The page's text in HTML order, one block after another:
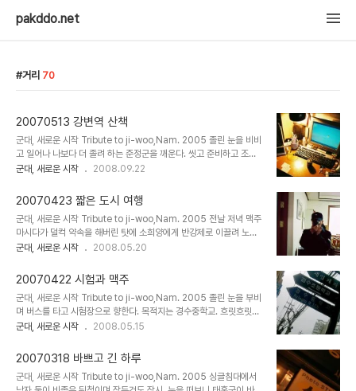
pakddo.net
거리 70
20070513 강변역 산책
군대, 새로운 시작 Tribute to ji-woo,Nam. 2005 졸린 눈을 비비
고 일어나 나보다 더 졸려 하는 준정군을 깨운다. 씻고 준비하고 조조
를 보러 테크노 마트로 나선다. 흠... 이런 것도 하는군. 다들 열심히 살
는 스파이더맨 3탄! 성원형에게 얻은 Nexio를 시험해 본다. Ebook
보기 꽤 좋은 널찍한 화면. 역시나 늦어지는 준정군을 기다리며 지나는
사람을 구경한다. 생각보다 한가한 일요일 아침 극장 풍경. 준정이가
왔고 시원한 커피를 한 잔씩 마시기로 했다. 색깔이 곱게 뿌려진 빨대
에 눈이 간다. 커피를 들고 극장으로 들어가 영화를 봤다. 꽤 재밌게 즐
군대, 새로운 시작 2008.09.22
20070423 짧은 도시 여행
군대, 새로운 시작 Tribute to ji-woo,Nam. 2005 전날 저녁 맥주
마시다가 덜컥 약속을 해버린 탓에 소희양에게 반강제로 이끌려 노원
까지 면허증 찾으러 가는 데 따라갔다. 사실 할 일도 없었다. -_-; 소희
한참을 기다려서 면허증을 찾고 나오니 면허시험장이 반짝이고 있다.
화창한 날씨. 빈둥빈둥 걸어서 늦은 점심을 먹으러 간다. 근처에 뭔가
먹을만한 게 있나 살펴보다가, 그냥 노원역에 있는 롯데백화점 꼭대기
로 올라갔다. 끼니때가 지나서 그런지, 평일이라서 그런지 한가로운 돈
까스 집에 들어앉아 창밖을 바라본다. 면허시험장이 한눈에 들어온다.
킨 소바세트..
군대, 새로운 시작 2008.05.20
20070422 시험과 맥주
군대, 새로운 시작 Tribute to ji-woo,Nam. 2005 졸린 눈을 부비
며 버스를 타고 시험장으로 향한다. 목적지는 경수중학교. 흐릿흐릿한
날씨. 느릿느릿 걸어서 시험장으로 들어선다. 가방 멘 사람들이 아침
적 생각이 난다. 별 신날 것도 없던 그때가 조금 그립다. 기출문제들을
꺼내 놓고 시험준비를 한다. 흠... 실기 시험이라고는 해도 객관식. 좀
이상하다 싶다. 그래도 뭐. ^^; 멍하니 두리번거리다가 보니 교실 한편
군대, 새로운 시작 2008.05.15
20070318 바쁘고 긴 하루
군대, 새로운 시작 Tribute to ji-woo,Nam. 2005 싱글침대에서